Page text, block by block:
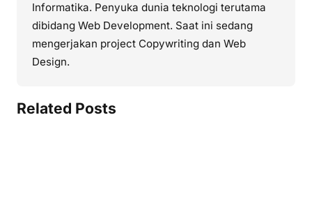
Informatika. Penyuka dunia teknologi terutama
dibidang Web Development. Saat ini sedang
mengerjakan project Copywriting dan Web
Design.
Related Posts